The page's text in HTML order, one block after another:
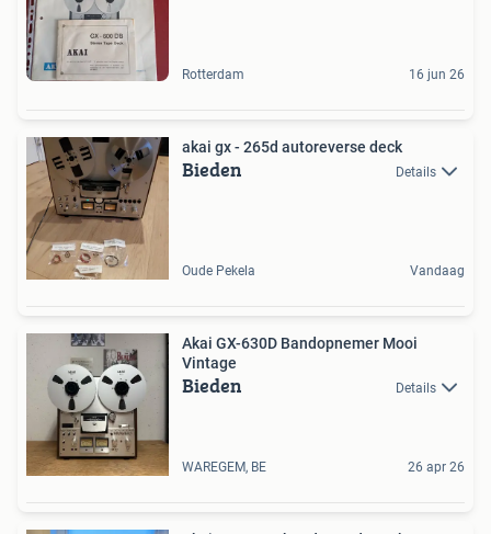
Rotterdam 16 jun 26
akai gx - 265d autoreverse deck
Bieden Details
Oude Pekela Vandaag
Akai GX-630D Bandopnemer Mooi
Vintage
Bieden Details
WAREGEM, BE 26 apr 26